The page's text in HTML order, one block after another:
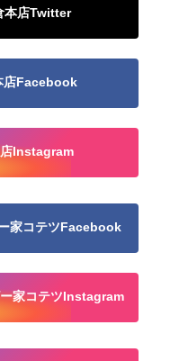
本店Twitter
店Facebook
Instagram
家コテツFacebook
家コテツInstagram